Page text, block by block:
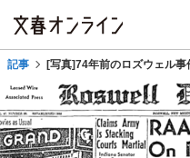
記事 [写真]74年前のロズウェル